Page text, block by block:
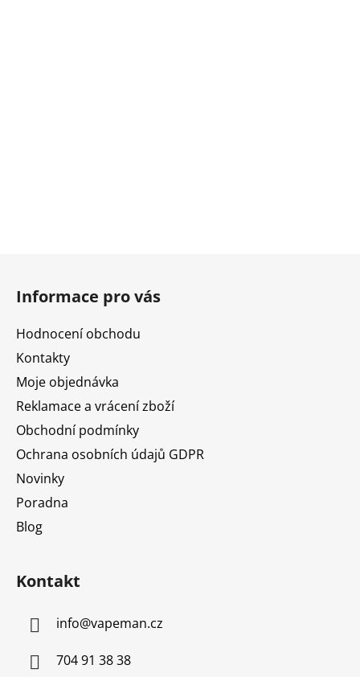
Informace pro vás
Hodnocení obchodu
Kontakty
Moje objednávka
Reklamace a vrácení zboží
Obchodní podmínky
Ochrana osobních údajů GDPR
Novinky
Poradna
Blog
Kontakt
info@vapeman.cz
704 91 38 38